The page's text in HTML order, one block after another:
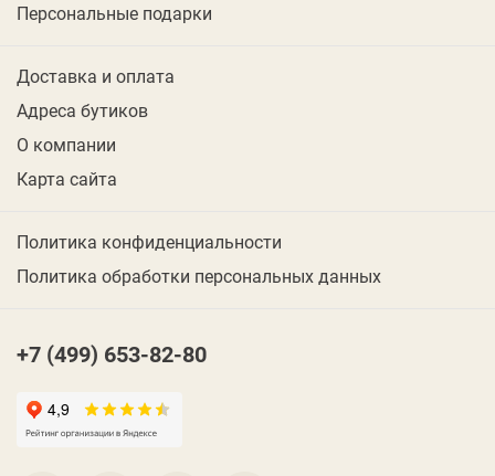
Персональные подарки
Доставка и оплата
Адреса бутиков
О компании
Карта сайта
Политика конфиденциальности
Политика обработки персональных данных
+7 (499) 653-82-80